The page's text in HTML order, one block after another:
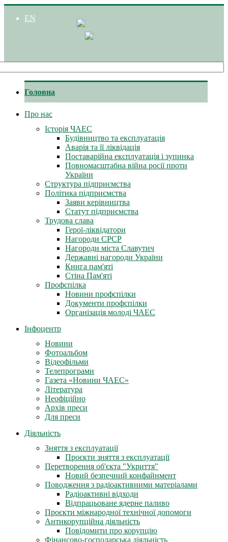
EN
Головна
Про нас
Історія ЧАЕС
Будівництво та експлуатація
Аварія та її ліквідація
Поставарійна експлуатація і зупинка
Повномасштабна війна росії проти
України
Структура підприємства
Політика підприємства
Заяви керівництва
Статут підприємства
Трудова слава
Герої-ліквідатори
Нагороди СРСР
Нагороди міста Славутич
Державні нагороди України
Книга пам'яті
Стіна Пам'яті
Профспілка
Новини профспілки
Документи профспілки
Організація молоді ЧАЕС
Інфоцентр
Новини
Фотоальбом
Відеофільми
Телепрограми
Газета «Новини ЧАЕС»
Література
Неофіційно
Архів преси
Для преси
Діяльність
Зняття з експлуатації
Проєкти зняття з експлуатації
Перетворення об'єкта "Укриття"
Новий безпечний конфайнмент
Поводження з радіоактивними матеріалами
Радіоактивні відходи
Відпрацьоване ядерне паливо
Проєкти міжнародної технічної допомоги
Антикорупційна діяльність
Повідомити про корупцію
Фінансово-господарська діяльність